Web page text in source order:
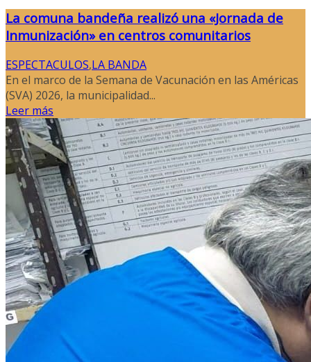
La comuna bandeña realizó una «Jornada de
Inmunización» en centros comunitarios
ESPECTACULOS,LA BANDA
En el marco de la Semana de Vacunación en las Américas
(SVA) 2026, la municipalidad...
Leer más